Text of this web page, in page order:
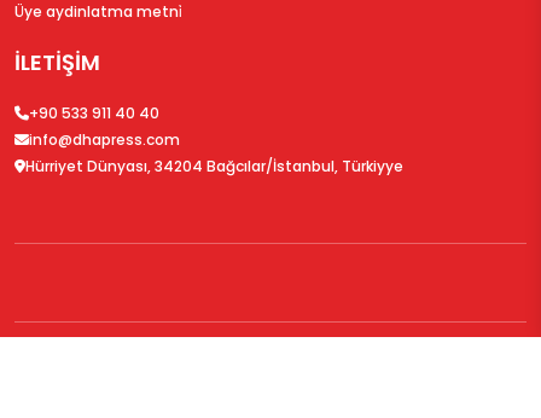
Üye aydinlatma metni̇
İLETİŞİM
+90 533 911 40 40
info@dhapress.com
Hürriyet Dünyası, 34204 Bağcılar/İstanbul, Türkiyye